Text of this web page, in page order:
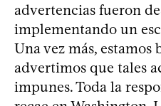
advertencias fueron
implementando un
Una vez más, estamos
advertimos que tales
impunes. Toda la